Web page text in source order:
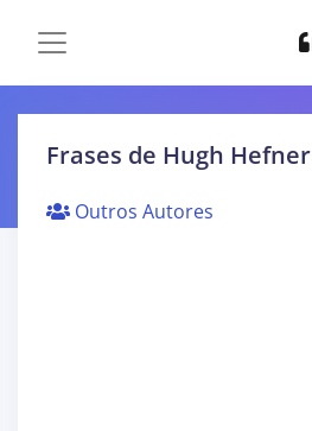
Frases de Hugh Hefner
Outros Autores